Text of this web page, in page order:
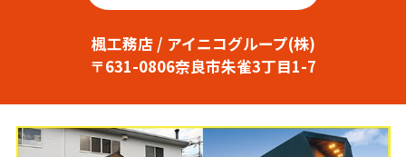
楓工務店 / アイニコグループ(株)
〒631-0806奈良市朱雀3丁目1-7